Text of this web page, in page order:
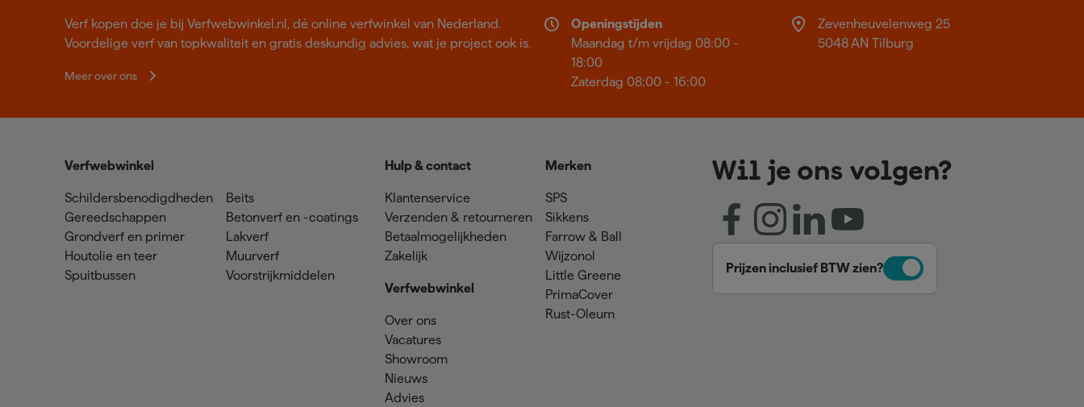
Verf kopen doe je bij Verfwebwinkel.nl, dé online verfwinkel van Nederland.
Voordelige verf van topkwaliteit en gratis deskundig advies, wat je project ook is.
Meer over ons
Openingstijden
Maandag t/m vrijdag 08:00 -
18:00
Zaterdag 08:00 - 16:00
Zevenheuvelenweg 25
5048 AN Tilburg
Verfwebwinkel
Schildersbenodigdheden
Gereedschappen
Grondverf en primer
Houtolie en teer
Spuitbussen
Beits
Betonverf en -coatings
Lakverf
Muurverf
Voorstrijkmiddelen
Hulp & contact
Klantenservice
Verzenden & retourneren
Betaalmogelijkheden
Zakelijk
Verfwebwinkel
Over ons
Vacatures
Showroom
Nieuws
Advies
Merken
SPS
Sikkens
Farrow & Ball
Wijzonol
Little Greene
PrimaCover
Rust-Oleum
Wil je ons volgen?
Prijzen inclusief BTW zien?